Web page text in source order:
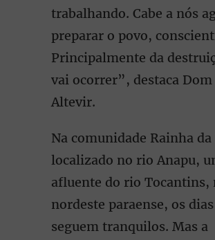
trabalhando. Cabe a nós
preparar o povo,
Principalmente da
vai ocorrer”, destaca Dom
Altevir.
Na comunidade Rainha da
localizado no rio Anapu,
afluente do rio Tocantins,
nordeste paraense, os dias
seguem tranquilos. Mas a